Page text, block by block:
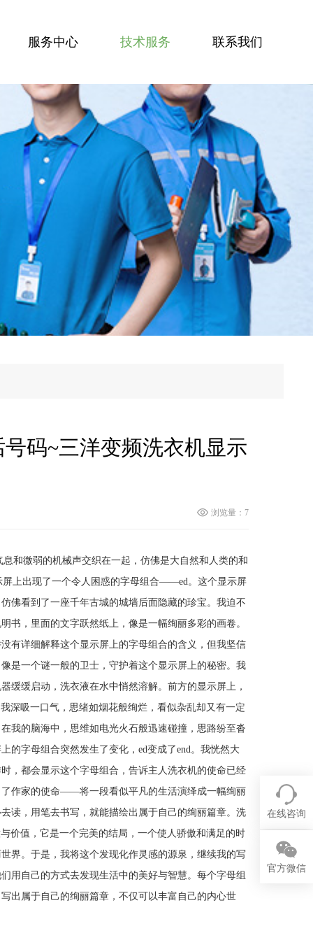
服务中心 技术服务 联系我们
码~三洋变频洗衣机显示
浏览量：7
和微弱的机械声交织在一起，仿佛是大自然和人类的和
上出现了一个令人困惑的字母组合——ed。这个显示屏
佛看到了一座千年古城的城墙后面隐藏的珍宝。我迫不
书，里面的文字跃然纸上，像是一幅绚丽多彩的画卷。
有详细解释这个显示屏上的字母组合的含义，但我坚信
是一个谜一般的卫士，守护着这个显示屏上的秘密。我
缓缓启动，洗衣液在水中悄然溶解。前方的显示屏上，
深吸一口气，思绪如烟花般绚烂，看似杂乱却又有一定
我的脑海中，思维如电光火石般迅速碰撞，思路纷至沓
的字母组合突然发生了变化，ed变成了end。我恍然大
，都会显示这个字母组合，告诉主人洗衣机的使命已经
作家的使命——将一段看似平凡的生活演绎成一幅绚丽
读，用笔去书写，就能描绘出属于自己的绚丽篇章。洗
价值，它是一个完美的结局，一个使人骄傲和满足的时
界。于是，我将这个发现化作灵感的源泉，继续我的写
用自己的方式去发现生活中的美好与智慧。每个字母组
出属于自己的绚丽篇章，不仅可以丰富自己的内心世
在线咨询
官方微信